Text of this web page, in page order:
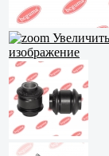
Увеличить
изображение